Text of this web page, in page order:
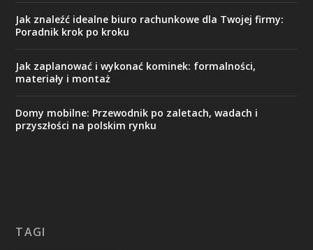
Jak znaleźć idealne biuro rachunkowe dla Twojej firmy:
Poradnik krok po kroku
Jak zaplanować i wykonać kominek: formalności,
materiały i montaż
Domy mobilne: Przewodnik po zaletach, wadach i
przyszłości na polskim rynku
TAGI